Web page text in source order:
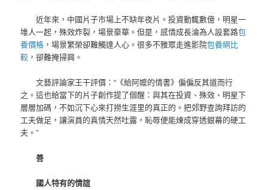
近年來，中國片子市場上不缺年夜片。投資動輒數億，明星一
堆人一起，殊效炸裂，場景豪華。但是，感情成長淪為人設套路包
養價格 ，場景繁榮卻難觸達人心。很多不雅眾走進影院包養網比
較 ，卻難掩掃興。
文藝評論家王干評價：“《給阿嬤的情書》偏偏反其道而行
之。這也給當下的片子創作提了個醒：與其在投資、殊效、明星下
層層加碼，不如沉下心來打撈生涯里的真正的。把郊野查詢拜訪的
工夫做足，讓演員的真情天然吐露，恥辱便能煉成穿透銀幕的硬工
夫。”
善
國人特有的情誼